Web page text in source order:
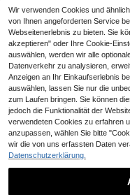
4,93€4,96€ 23
12
Wir verwenden Cookies und
von Ihnen angeforderten Service
Webseitenerlebnis zu bieten. Sie
akzeptieren" oder Ihre Cookie-
auswählen, werden wir alle
Datenverkehr zu analysieren,
Anzeigen an Ihr Einkaufserlebnis
auswählen, lassen Sie nur die
zum Laufen bringen. Sie können
jedoch die Funktionalität der
verwendeten Cookies zu erfahren
anzupassen, wählen Sie bitte
wir die von uns erfassten Daten
Datenschutzerklärung.